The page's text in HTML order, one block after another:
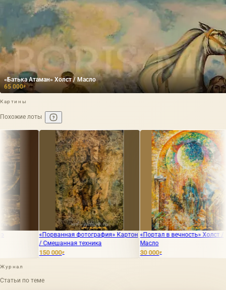
«Батька Атаман» Холст / Масло
65 000₽
Картины
Похожие лоты
фотография» Картон «Портал в вечность» Холст /
Масло
«Дама крести»
Журнал
Статьи по теме